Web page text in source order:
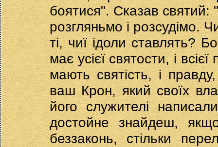
боятися". Сказав святий:
розгляньмо і розсудімо.
ті, чиї ідоли ставлять?
має усієї святости, і
мають святість, і
ваш Крон, який своїх
його служителі
достойне знайдеш,
беззаконь, стільки